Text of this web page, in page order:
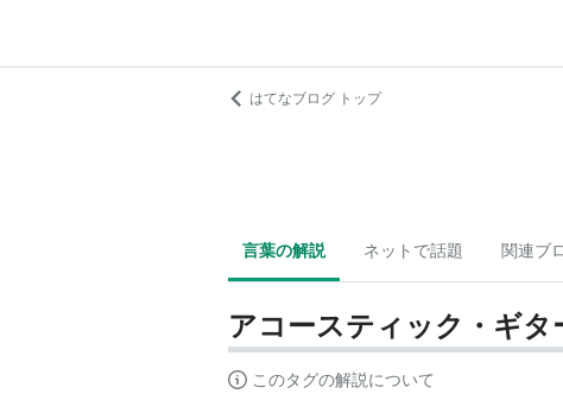
はてなブログ トップ
言葉の解説 ネットで話題 関連ブ
アコースティック・ギタ
このタグの解説について